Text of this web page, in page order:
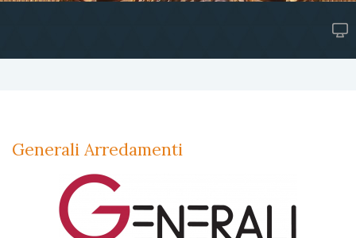
Generali Arredamenti